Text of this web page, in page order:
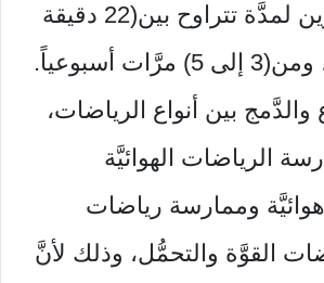
ممارسة التمارين لمدَّة تتراوح بين(22 دقيقة
بين أنواع الرياضات،
الرياضات الهوائيَّة
وممارسة رياضات
القوَّة والتحمُّل، وذلك لأنَّ